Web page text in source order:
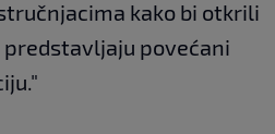
kako bi otkrili
povećani